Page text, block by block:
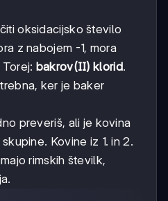
oksidacijsko število
z nabojem -1, mora
bakrov(II) klorid.
ker je baker
preveriš, ali je kovina
Kovine iz 1. in 2.
rimskih številk,